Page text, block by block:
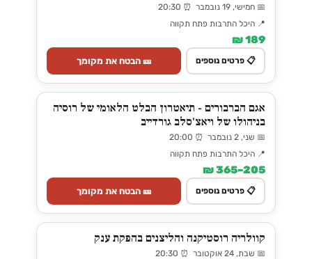
📅 חמישי, 19 נובמבר ⏰ 20:30
📍 היכל התרבות פתח תקווה
189 ₪
📋 פרטים נוספים 🎫 הבטח את מקומך
אגם הברבורים - תיאטרון הבלט הלאומי של רוסיה
בניהולו של ויאצ'סלב גורדייב
📅 שני, 2 נובמבר ⏰ 20:00
📍 היכל התרבות פתח תקווה
205–365 ₪
📋 פרטים נוספים 🎫 הבטח את מקומך
קוולריה רוסטיקנה והליצנים בהפקת ענק
📅 שבת, 24 אוקטובר ⏰ 20:30